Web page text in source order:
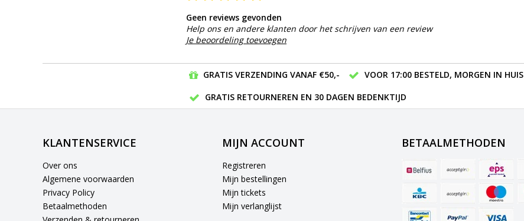
Geen reviews gevonden
Help ons en andere klanten door het schrijven van een review
Je beoordeling toevoegen
GRATIS VERZENDING VANAF €50,-
VOOR 17:00 BESTELD, MORGEN IN HUIS
GRATIS RETOURNEREN EN 30 DAGEN BEDENKTIJD
KLANTENSERVICE
Over ons
Algemene voorwaarden
Privacy Policy
Betaalmethoden
MIJN ACCOUNT
Registreren
Mijn bestellingen
Mijn tickets
Mijn verlanglijst
BETAALMETHODEN